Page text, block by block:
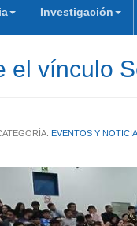
Investigación
el vínculo
EVENTOS Y